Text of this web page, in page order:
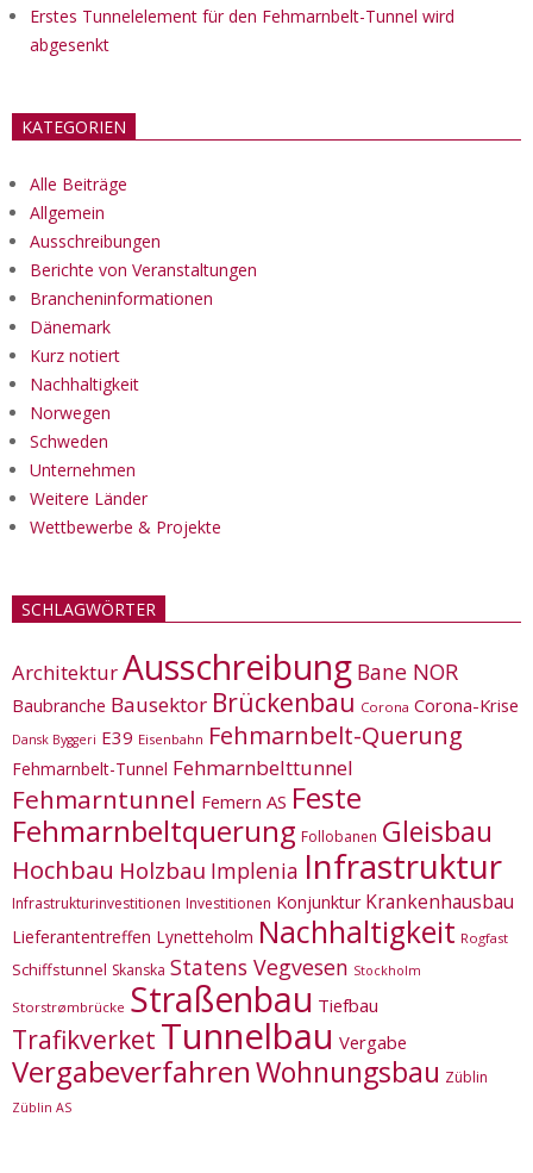
Erstes Tunnelelement für den Fehmarnbelt-Tunnel wird
abgesenkt
KATEGORIEN
Alle Beiträge
Allgemein
Ausschreibungen
Berichte von Veranstaltungen
Brancheninformationen
Dänemark
Kurz notiert
Nachhaltigkeit
Norwegen
Schweden
Unternehmen
Weitere Länder
Wettbewerbe & Projekte
SCHLAGWÖRTER
ArchitekturAusschreibung Bane NOR
Baubranche Bausektor Brückenbau Corona Corona-Krise
Dansk Byggeri E39 Eisenbahn Fehmarnbelt-Querung
Fehmarnbelt-Tunnel Fehmarnbelttunnel
Fehmarntunnel Femern AS Feste
Fehmarnbeltquerung Follobanen Gleisbau
Hochbau Holzbau Implenia Infrastruktur
Infrastrukturinvestitionen Investitionen Konjunktur Krankenhausbau
Lieferantentreffen Lynetteholm Nachhaltigkeit Rogfast
Schiffstunnel Skanska Statens Vegvesen Stockholm
Storstrømbrücke Straßenbau Tiefbau
Trafikverket Tunnelbau Vergabe
VergabeverfahrenWohnungsbau Züblin
Züblin AS